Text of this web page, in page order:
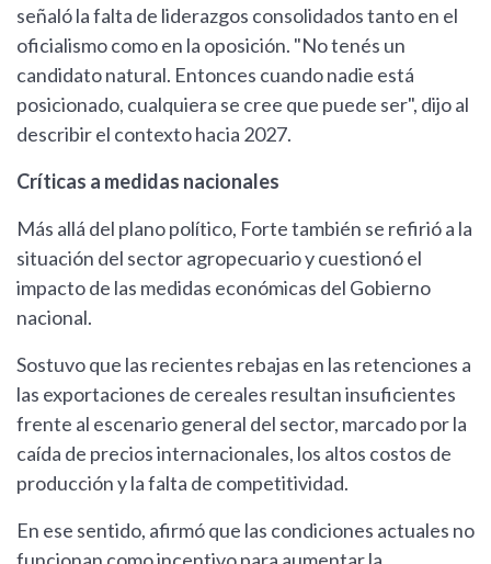
señaló la falta de liderazgos consolidados tanto en el
oficialismo como en la oposición. "No tenés un
candidato natural. Entonces cuando nadie está
posicionado, cualquiera se cree que puede ser", dijo al
describir el contexto hacia 2027.
Críticas a medidas nacionales
Más allá del plano político, Forte también se refirió a la
situación del sector agropecuario y cuestionó el
impacto de las medidas económicas del Gobierno
nacional.
Sostuvo que las recientes rebajas en las retenciones a
las exportaciones de cereales resultan insuficientes
frente al escenario general del sector, marcado por la
caída de precios internacionales, los altos costos de
producción y la falta de competitividad.
En ese sentido, afirmó que las condiciones actuales no